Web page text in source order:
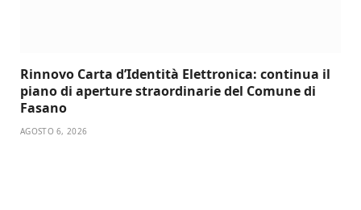
Rinnovo Carta d’Identità Elettronica: continua il
piano di aperture straordinarie del Comune di
Fasano
AGOSTO 6, 2026